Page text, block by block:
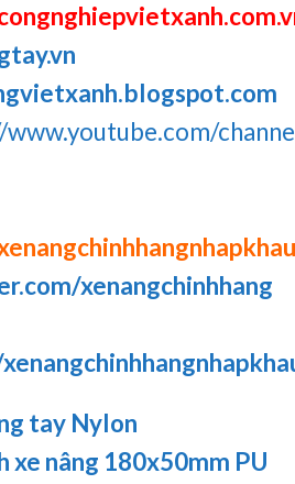
xenangchinhhang
tay Nylon
xe nâng 180x50mm PU